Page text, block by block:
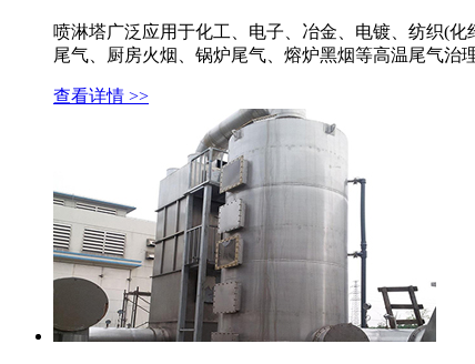
喷淋塔广泛应用于化工、电子、冶金、电镀、纺织(
尾气、厨房火烟、锅炉尾气、熔炉黑烟等高温尾气治
查看详情 >>